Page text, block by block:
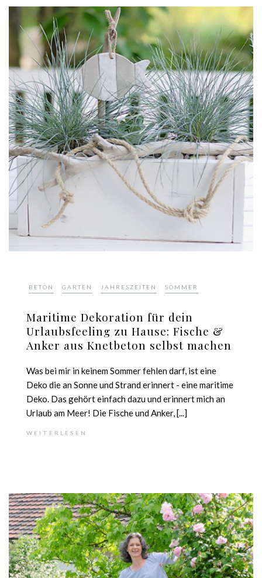
BETON GARTEN JAHRESZEITEN SOMMER
Maritime Dekoration für dein
Urlaubsfeeling zu Hause: Fische &
Anker aus Knetbeton selbst machen
Was bei mir in keinem Sommer fehlen darf, ist eine
Deko die an Sonne und Strand erinnert - eine maritime
Deko. Das gehört einfach dazu und erinnert mich an
Urlaub am Meer! Die Fische und Anker, [...]
WEITERLESEN